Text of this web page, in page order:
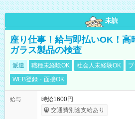
未読
座り仕事！給与即払いOK！高
ガラス製品の検査
派遣 職種未経験OK 社会人未経験OK
WEB登録・面接OK
給与
時給1600円
交通費別途支給あり